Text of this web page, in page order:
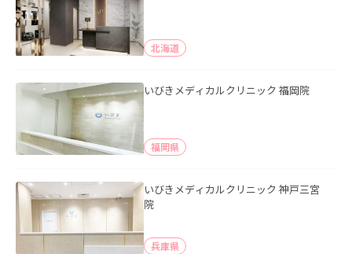
北海道
いびきメディカルクリニック 福岡院
福岡県
いびきメディカルクリニック 神戸三宮
院
兵庫県